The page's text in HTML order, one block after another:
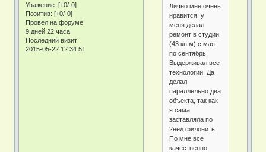
Уважение: [+0/-0]
Позитив: [+0/-0]
Провел на форуме:
9 дней 22 часа
Последний визит:
2015-05-22 12:34:51
Лично мне очень
нравится, у
меня делал
ремонт в студии
(43 кв м) с мая
по сентябрь.
Выдерживал все
технологии. Да
делал
параллельно два
объекта, так как
я сама
заставляла по
2нед филонить.
По мне все
качественно,